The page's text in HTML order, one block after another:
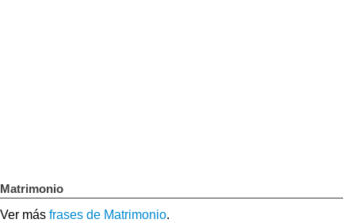
Matrimonio
Ver más frases de Matrimonio.